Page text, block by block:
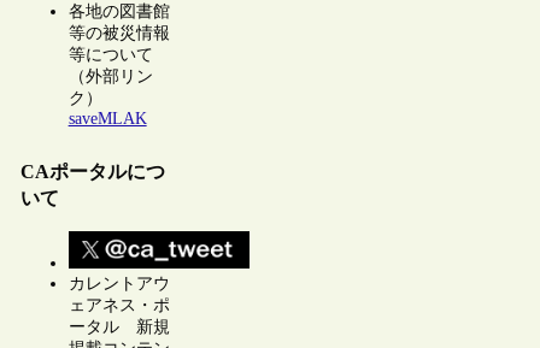
各地の図書館
等の被災情報
等について
（外部リン
ク）
saveMLAK
CAポータルにつ
いて
カレントアウ
ェアネス・ポ
ータル 新規